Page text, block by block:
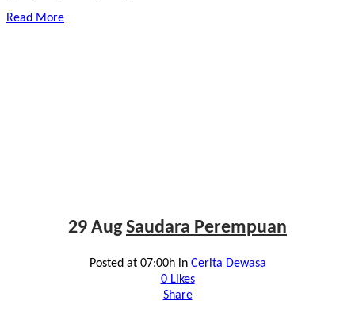
Read More
29 Aug Saudara Perempuan
Posted at 07:00hin Cerita Dewasa
0Likes
Share